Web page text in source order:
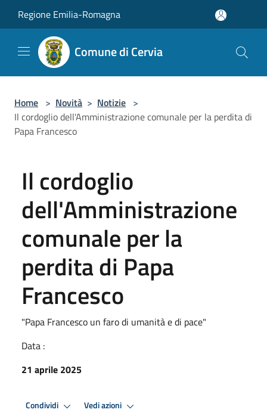
Regione Emilia-Romagna
Comune di Cervia
Home > Novità > Notizie >
Il cordoglio dell'Amministrazione comunale per la perdita di
Papa Francesco
Il cordoglio
dell'Amministrazione
comunale per la
perdita di Papa
Francesco
"Papa Francesco un faro di umanità e di pace"
Data :
21 aprile 2025
Condividi Vedi azioni